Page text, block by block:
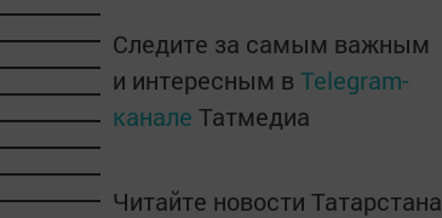
Следите за самым важным
и интересным в Telegram-
канале Татмедиа
Читайте новости Татарстана